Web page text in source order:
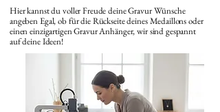
Hier kannst du voller Freude deine Gravur Wünsche
angeben Egal, ob für die Rückseite deines Medaillons oder
einen einzigartigen Gravur Anhänger, wir sind gespannt
auf deine Ideen!